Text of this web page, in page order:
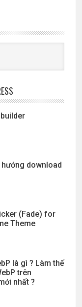
download
(Fade) for
Theme
là gì ? Làm thế
trên
nhất ?